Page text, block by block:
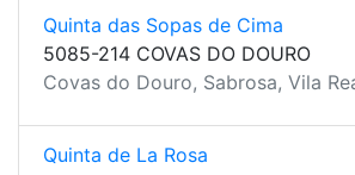
Quinta das Sopas de Cima
5085-214 COVAS DO DOURO
Covas do Douro, Sabrosa, Vila
Quinta de La Rosa